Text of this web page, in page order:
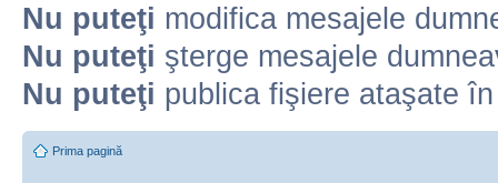
Nu puteţi modifica mesajele
Nu puteţi şterge mesajele
Nu puteţi publica fişiere ataşate
Prima pagină